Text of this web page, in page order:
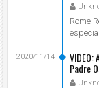
Rome
VIDEO:
Padre
2020/11/14